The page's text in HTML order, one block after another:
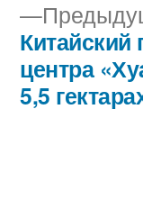
записям
Китайский
центра
5,5